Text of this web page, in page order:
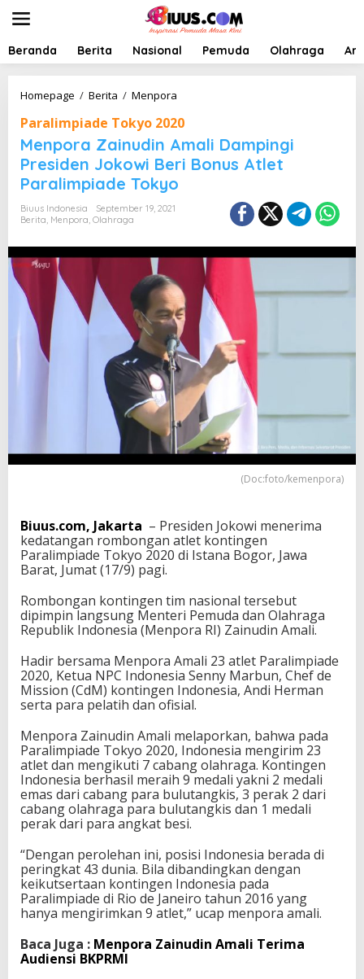
t
Beranda Berita Nasional Pemuda Olahraga
Homepage / Berita / Menpora
n
p
o
r
a
u
i
n
A
m
a
l
i
D
m
p
i
e
s
n
J
o
o
w
i
B
r
i
B
o
n
u
s
t
l
e
t
P
r
Paralimpiade Tokyo 2020
Menpora Zainudin Amali Dampingi
Presiden Jokowi Beri Bonus Atlet
Paralimpiade Tokyo
Biuus Indonesia
September 19, 2021
Berita, Menpora, Olahraga
(Doc:foto/kemenpora)
Biuus.com, Jakarta – Presiden Jokowi menerima
kedatangan rombongan atlet kontingen
Paralimpiade Tokyo 2020 di Istana Bogor, Jawa
Barat, Jumat (17/9) pagi.
Rombongan kontingen tim nasional tersebut
dipimpin langsung Menteri Pemuda dan Olahraga
Republik Indonesia (Menpora RI) Zainudin Amali.
Hadir bersama Menpora Amali 23 atlet Paralimpiade
2020, Ketua NPC Indonesia Senny Marbun, Chef de
Mission (CdM) kontingen Indonesia, Andi Herman
serta para pelatih dan ofisial.
Menpora Zainudin Amali melaporkan, bahwa pada
Paralimpiade Tokyo 2020, Indonesia mengirim 23
atlet dan mengikuti 7 cabang olahraga. Kontingen
Indonesia berhasil meraih 9 medali yakni 2 medali
emas dari cabang para bulutangkis, 3 perak 2 dari
cabang olahraga para bulutangkis dan 1 medali
perak dari para angkat besi.
“Dengan perolehan ini, posisi Indonesia berada di
peringkat 43 dunia. Bila dibandingkan dengan
keikutsertaan kontingen Indonesia pada
Paralimpiade di Rio de Janeiro tahun 2016 yang
hanya mengirimkan 9 atlet,” ucap menpora amali.
Baca Juga : Menpora Zainudin Amali Terima
Audiensi BKPRMI